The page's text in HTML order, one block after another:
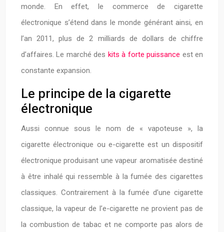
monde. En effet, le commerce de cigarette
électronique s’étend dans le monde générant ainsi, en
l’an 2011, plus de 2 milliards de dollars de chiffre
d’affaires. Le marché des kits à forte puissance est en
constante expansion.
Le principe de la cigarette
électronique
Aussi connue sous le nom de « vapoteuse », la
cigarette électronique ou e-cigarette est un dispositif
électronique produisant une vapeur aromatisée destiné
à être inhalé qui ressemble à la fumée des cigarettes
classiques. Contrairement à la fumée d’une cigarette
classique, la vapeur de l’e-cigarette ne provient pas de
la combustion de tabac et ne comporte pas alors de